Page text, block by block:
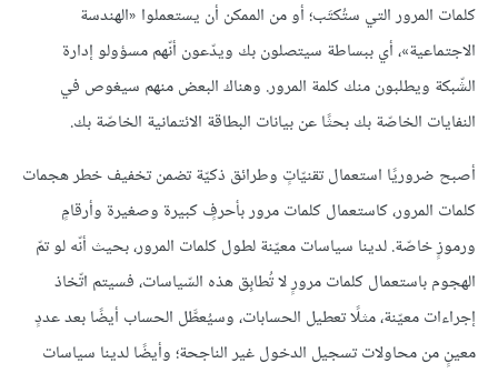
كلمات المرور التي ستُكتَب؛ أو من الممكن أن يستعملوا «الهندسة
الاجتماعية»، أي ببساطة سيتصلون بك ويدّعون أنّهم مسؤولو إدارة
الشّبكة ويطلبون منك كلمة المرور. وهناك البعض منهم سيغوص في
النفايات الخاصّة بك بحثًا عن بيانات البطاقة الائتمانية الخاصّة بك.
أصبح ضروريًا استعمال تقنيّاتٍ وطرائق ذكيّة تضمن تخفيف خطر هجمات
كلمات المرور، كاستعمال كلمات مرور بأحرفٍ كبيرة وصغيرة وأرقامٍ
ورموزٍ خاصّة. لدينا سياسات معيّنة لطول كلمات المرور، بحيث أنّه لو تمّ
الهجوم باستعمال كلمات مرورٍ لا تُطابِق هذه السّياسات، فسيتم اتّخاذ
إجراءات معيّنة، مثلًا تعطيل الحسابات، وسيُعطَّل الحساب أيضًا بعد عددٍ
معينٍ من محاولات تسجيل الدخول غير الناجحة؛ وأيضًا لدينا سياسات